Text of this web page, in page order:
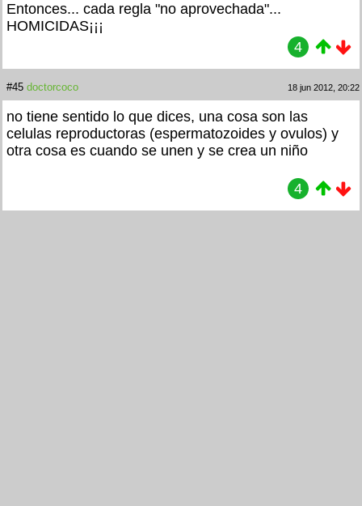
Entonces... cada regla "no aprovechada"...
HOMICIDAS¡¡¡
4
#45 doctorcoco 18 jun 2012, 20:22
no tiene sentido lo que dices, una cosa son las
celulas reproductoras (espermatozoides y ovulos) y
otra cosa es cuando se unen y se crea un niño
4